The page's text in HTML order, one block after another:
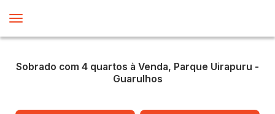
Sobrado com 4 quartos à Venda, Parque Uirapuru -
Guarulhos